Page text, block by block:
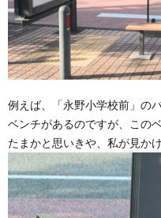
例えば、「永野小学校前」の
ベンチがあるのですが、この
たまかと思いきや、私が見か